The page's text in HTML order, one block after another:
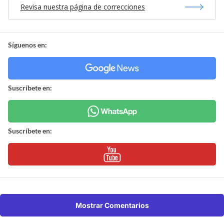
Revisa nuestra página de correcciones
Síguenos en:
Suscríbete en:
Suscríbete en:
Mostrar Comentarios